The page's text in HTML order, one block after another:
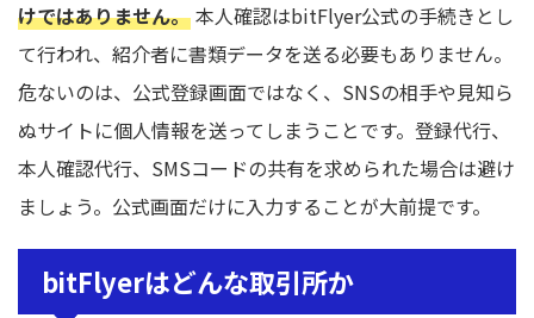
けではありません。 本人確認はbitFlyer公式の手続きとし
て行われ、紹介者に書類データを送る必要もありません。
危ないのは、公式登録画面ではなく、SNSの相手や見知ら
ぬサイトに個人情報を送ってしまうことです。登録代行、
本人確認代行、SMSコードの共有を求められた場合は避け
ましょう。公式画面だけに入力することが大前提です。
bitFlyerはどんな取引所か